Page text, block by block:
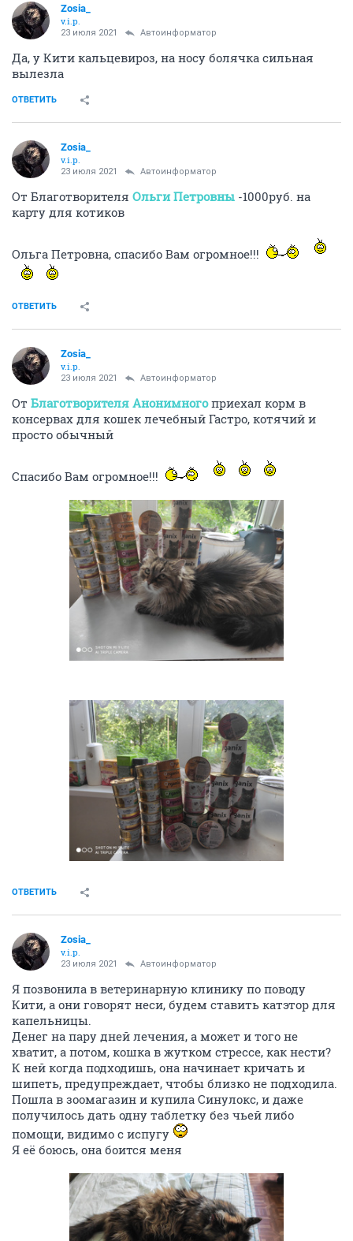
Zosia_
v.i.p.
23 июля 2021 Автоинформатор
Да, у Кити кальцевироз, на носу болячка сильная
вылезла
ОТВЕТИТЬ
Zosia_
v.i.p.
23 июля 2021 Автоинформатор
От Благотворителя Ольги Петровны -1000руб. на
карту для котиков
Ольга Петровна, спасибо Вам огромное!!!
ОТВЕТИТЬ
Zosia_
v.i.p.
23 июля 2021 Автоинформатор
От Благотворителя Анонимного приехал корм в
консервах для кошек лечебный Гастро, котячий и
просто обычный
Спасибо Вам огромное!!!
ОТВЕТИТЬ
Zosia_
v.i.p.
23 июля 2021 Автоинформатор
Я позвонила в ветеринарную клинику по поводу
Кити, а они говорят неси, будем ставить катэтор для
капельницы.
Денег на пару дней лечения, а может и того не
хватит, а потом, кошка в жутком стрессе, как нести?
К ней когда подходишь, она начинает кричать и
шипеть, предупреждает, чтобы близко не подходила.
Пошла в зоомагазин и купила Синулокс, и даже
получилось дать одну таблетку без чьей либо
помощи, видимо с испугу
Я её боюсь, она боится меня